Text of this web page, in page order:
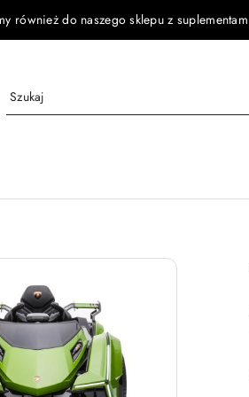
również do naszego sklepu z